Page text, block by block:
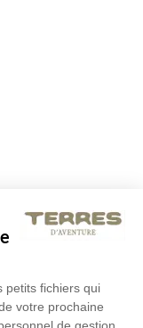
petits fichiers qui
votre prochaine
de gestion